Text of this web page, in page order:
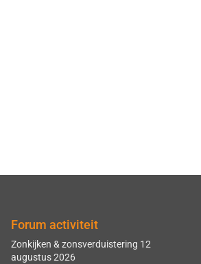
Forum activiteit
Zonkijken & zonsverduistering 12
augustus 2026